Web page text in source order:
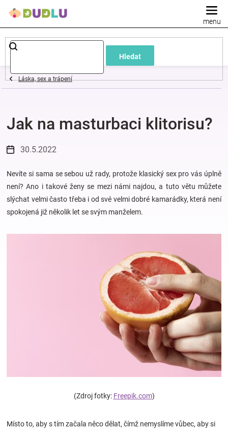
Hledat
Dětské
a
oblečení
Pokojíček
a
kojenecká
Láska, sex a trápení
Jak na masturbaci klitorisu?
30.5.2022
Nevíte si sama se sebou už rady, protože klasický sex pro vás úplně
není? Ano i takové ženy se mezi námi najdou, a tuto větu můžete
slýchat velmi často třeba i od své velmi dobré kamarádky, která není
spokojená již několik let se svým manželem.
(Zdroj fotky: Freepik.com)
Místo to, aby s tím začala něco dělat, čímž nemyslíme vůbec, aby si